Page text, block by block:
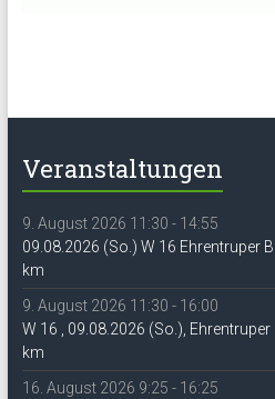
Veranstaltungen
9. August 2026 11:30 - 14:55
09.08.2026 (So.) W 16 Ehrentruper
km
9. August 2026 11:30 - 16:00
W 16 , 09.08.2026 (So.),
km
16. August 2026 9:25 - 16:25